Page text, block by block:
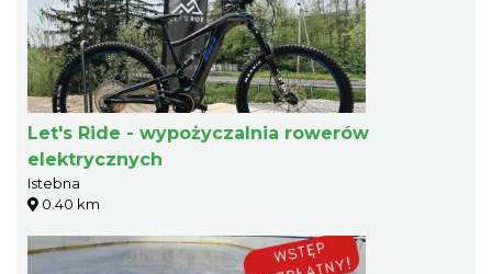
Let's Ride - wypożyczalnia rowerów
elektrycznych
Istebna
0.40 km